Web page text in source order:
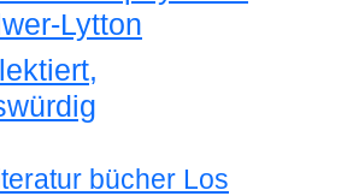
Lytton
bücher Los